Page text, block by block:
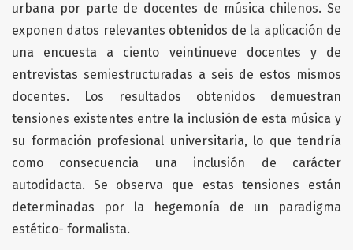
urbana por parte de docentes de música chilenos. Se
exponen datos relevantes obtenidos de la aplicación de
una encuesta a ciento veintinueve docentes y de
entrevistas semiestructuradas a seis de estos mismos
docentes. Los resultados obtenidos demuestran
tensiones existentes entre la inclusión de esta música y
su formación profesional universitaria, lo que tendría
como consecuencia una inclusión de carácter
autodidacta. Se observa que estas tensiones están
determinadas por la hegemonía de un paradigma
estético- formalista.